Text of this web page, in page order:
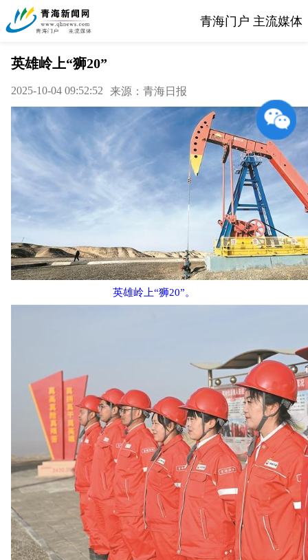
青海门户 主流媒体
英雄岭上“狮20”
2025-10-04 09:52:52 来源：青海日报
英雄岭上“狮20”。